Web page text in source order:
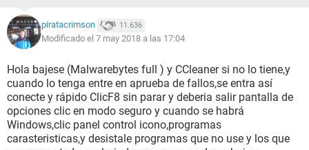
piratacrimson 11.636
Modificado el 7 may 2018 a las 17:04
Hola bajese (Malwarebytes full ) y CCleaner si no lo tiene,y
cuando lo tenga entre en aprueba de fallos,se entra así
conecte y rápido ClicF8 sin parar y deberia salir pantalla de
opciones clic en modo seguro y cuando se habrá
Windows,clic panel control icono,programas
carasteristicas,y desistale programas que no use y los que